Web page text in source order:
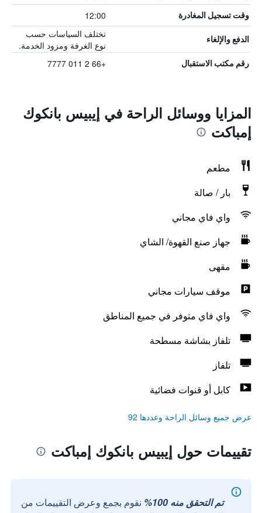
وقت تسجيل المغادرة 12:00
الدفع والإلغاء
تختلف السياسات حسب
نوع الغرفة ومزود الخدمة.
رقم مكتب الاستقبال +66 2 011 7777
المزايا ووسائل الراحة في إيبيس بانكوك
إمباكت
مطعم
بار / صالة
واي فاي مجاني
جهاز صنع القهوة/ الشاي
مقهى
موقف سيارات مجاني
واي فاي متوفر في جميع المناطق
تلفاز بشاشة مسطحة
تلفاز
كابل أو قنوات فضائية
عرض جميع وسائل الراحة وعددها 92
تقييمات حول إيبيس بانكوك إمباكت
تم التحقق منه 100%
نقوم بجمع وعرض التقييمات من